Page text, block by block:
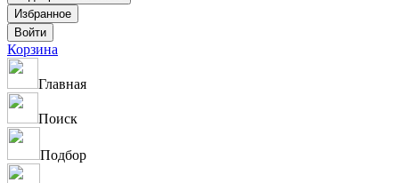
Корзина
Главная
Поиск
Подбор